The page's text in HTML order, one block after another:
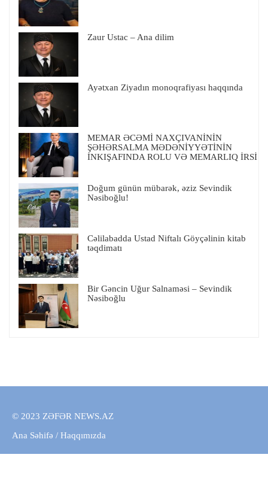
Zaur Ustac – Ana dilim
Ayətxan Ziyadın monoqrafiyası haqqında
MEMAR ƏCƏMİ NAXÇIVANİNİN
ŞƏHƏRSALMA MƏDƏNİYYƏTİNİN
İNKIŞAFINDA ROLU VƏ MEMARLIQ İRSİ
Doğum günün mübarək, əziz Sevindik
Nəsiboğlu!
Cəlilabadda Ustad Niftalı Göyçəlinin kitab
təqdimatı
Bir Gəncin Uğur Salnaməsi – Sevindik
Nəsiboğlu
© 2023 ZƏFƏR NEWS.AZ
Ana Səhifə / Haqqımızda